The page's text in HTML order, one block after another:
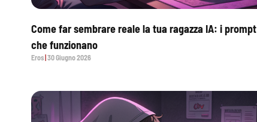
Come far sembrare reale la tua ragazza IA: i prompt
che funzionano
Eros 30 Giugno 2026